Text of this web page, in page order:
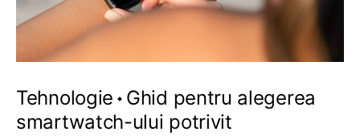
Tehnologie
Ghid pentru alegerea
smartwatch-ului potrivit